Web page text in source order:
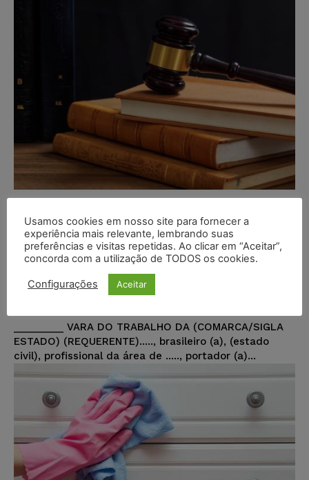
Modelo de Petição – Pedido de
reintegração de dirigente sindical
ao emprego o qual foi afastado
para apuração de falta grave
DIREITO TRABALHISTA Portal Juristas
_________ VARA DO TRABALHO DA (COMARCA/SIGLA
ESTADO) (REQUERENTE)....., brasileiro (a), (estado
civil), profissional da área de ....., portador (a)...
Usamos cookies em nosso site para fornecer a
experiência mais relevante, lembrando suas
preferências e visitas repetidas. Ao clicar em “Aceitar”,
concorda com a utilização de TODOS os cookies.
Configurações Aceitar